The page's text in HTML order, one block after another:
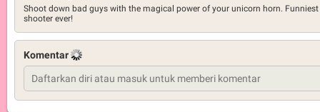
Shoot down bad guys with the magical power of your unicorn horn. Funniest
shooter ever!
Komentar